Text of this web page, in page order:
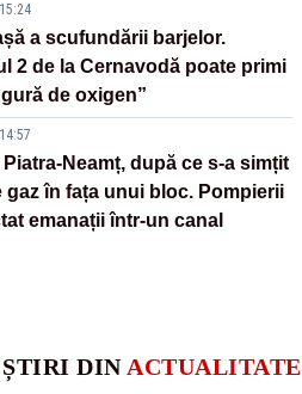
a scufundării barjelor.
2 de la Cernavodă poate primi
de oxigen”
Neamț, după ce s-a simțit
gaz în fața unui bloc. Pompierii
emanații într-un canal
DIN ACTUALITATE